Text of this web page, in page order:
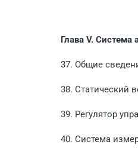
Глава V. Система
37. Общие
38. Статический
39. Регулятор
40. Система